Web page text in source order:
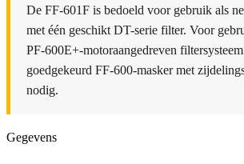
De FF-601F is bedoeld voor gebruik als
met één geschikt DT-serie filter. Voor
PF-600E+-motoraangedreven
goedgekeurd FF-600-masker met
nodig.
Gegevens